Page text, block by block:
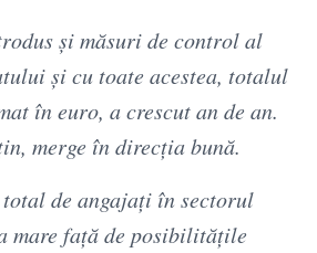
și măsuri de control al
și cu toate acestea, totalul
în euro, a crescut an de an.
merge în direcția bună.
total de angajați în sectorul
mare față de posibilitățile